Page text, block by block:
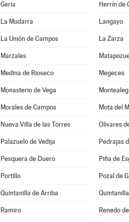
Geria Herrín de
La Mudarra Langayo
La Unión de Campos La Zarza
Marzales
Medina de Rioseco Megeces
Monasterio de Vega
Morales de Campos Mota del
Nueva Villa de las Torres Olivares
Palazuelo de Vedija Pedrajas
Pesquera de Duero Piña de
Portillo Pozal de
Quintanilla de Arriba
Ramiro Renedo